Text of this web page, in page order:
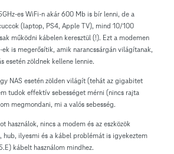
es WiFi-n akár 600 Mb is bír lenni, de a
(laptop, PS4, Apple TV), mind 10/100
működni kábelen keresztül (!). Ezt a modemen
ek is megerősítik, amik narancssárgán világítanak,
esetén zöldnek kellene lennie.
NAS esetén zölden világít (tehát az gigabitet
tudok effektív sebességet mérni (nincs rajta
megmondani, mi a valós sebesség.
használok, nincs a modem és az eszközök
hub, ilyesmi és a kábel problémát is igyekeztem
kábelt használom mindhez.